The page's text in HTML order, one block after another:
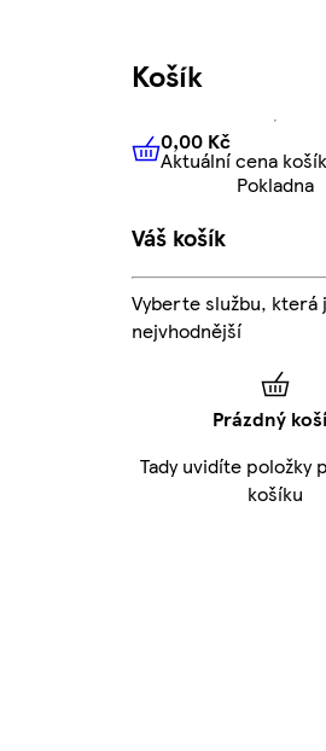
Košík
0,00 Kč
0,00 Kč
Aktuální cena
Pokladna
Váš košík
Vyberte službu, která
nejvhodnější
Prázdný
Tady uvidíte položky
košíku